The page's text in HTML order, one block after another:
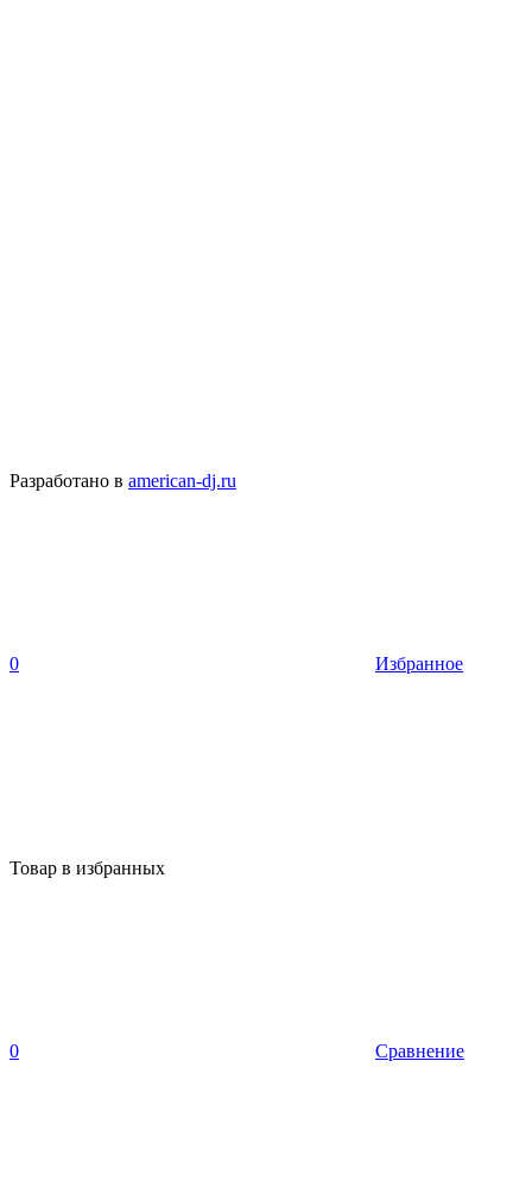
Разработано в american-dj.ru
0 Избранное
Товар в избранных
0 Сравнение